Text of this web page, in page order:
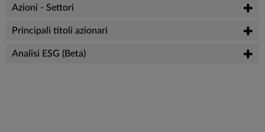
Azioni - Settori
Principali titoli azionari
Analisi ESG (Beta)